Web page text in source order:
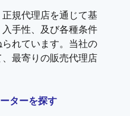
規代理店を通じて基
手性、及び各種条件
れています。当社の
最寄りの販売代理店
ターを探す